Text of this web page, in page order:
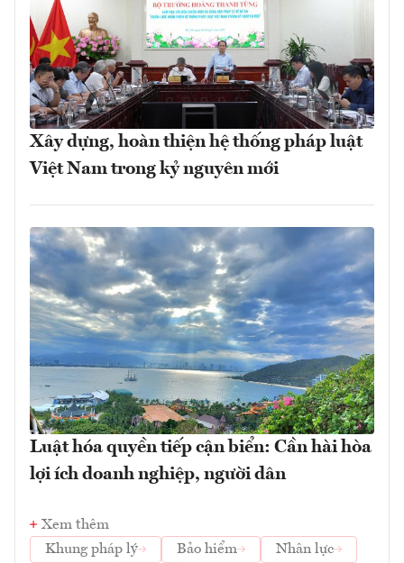
Xây dựng, hoàn thiện hệ thống pháp luật
Việt Nam trong kỷ nguyên mới
Luật hóa quyền tiếp cận biển: Cần hài hòa
lợi ích doanh nghiệp, người dân
Xem thêm
Khung pháp lý
Bảo hiểm
Nhân lực